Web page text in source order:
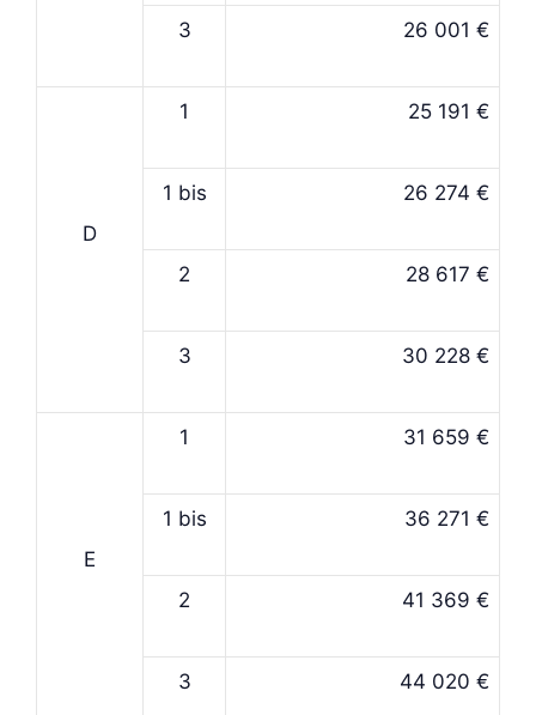
3 26 001 €
D
1 25 191 €
1 bis 26 274 €
2 28 617 €
3 30 228 €
E
1 31 659 €
1 bis 36 271 €
2 41 369 €
3 44 020 €